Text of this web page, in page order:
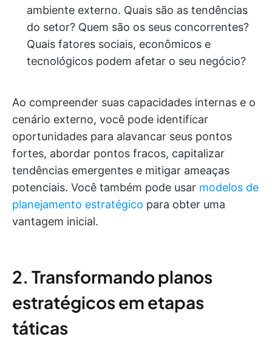
ambiente externo. Quais são as tendências
do setor? Quem são os seus concorrentes?
Quais fatores sociais, econômicos e
tecnológicos podem afetar o seu negócio?
Ao compreender suas capacidades internas e o
cenário externo, você pode identificar
oportunidades para alavancar seus pontos
fortes, abordar pontos fracos, capitalizar
tendências emergentes e mitigar ameaças
potenciais. Você também pode usar modelos de
planejamento estratégico para obter uma
vantagem inicial.
2. Transformando planos
estratégicos em etapas
táticas